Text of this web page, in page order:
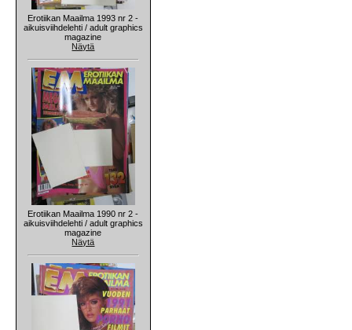
Erotiikan Maailma 1993 nr 2 -
aikuisviihdelehti / adult graphics
magazine
Näytä
Erotiikan Maailma 1990 nr 2 -
aikuisviihdelehti / adult graphics
magazine
Näytä